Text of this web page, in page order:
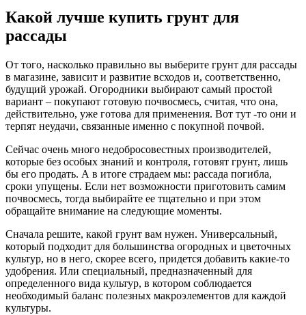
Какой лучше купить грунт для
рассады
От того, насколько правильно вы выберите грунт для рассады
в магазине, зависит и развитие всходов и, соответственно,
будущий урожай. Огородники выбирают самый простой
вариант – покупают готовую почвосмесь, считая, что она,
действительно, уже готова для применения. Вот тут -то они и
терпят неудачи, связанные именно с покупной почвой.
Сейчас очень много недобросовестных производителей,
которые без особых знаний и контроля, готовят грунт, лишь
бы его продать. А в итоге страдаем мы: рассада погибла,
сроки упущены. Если нет возможности приготовить самим
почвосмесь, тогда выбирайте ее тщательно и при этом
обращайте внимание на следующие моменты.
Сначала решите, какой грунт вам нужен. Универсальный,
который подходит для большинства огородных и цветочных
культур, но в него, скорее всего, придется добавить какие-то
удобрения. Или специальный, предназначенный для
определенного вида культур, в котором соблюдается
необходимый баланс полезных макроэлементов для каждой
культуры.